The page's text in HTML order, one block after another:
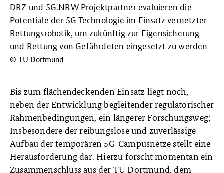
DRZ und 5G.NRW Projektpartner evaluieren die
Potentiale der 5G Technologie im Einsatz vernetzter
Rettungsrobotik, um zukünftig zur Eigensicherung
und Rettung von Gefährdeten eingesetzt zu werden
© TU Dortmund
Bis zum flächendeckenden Einsatz liegt noch,
neben der Entwicklung begleitender regulatorischer
Rahmenbedingungen, ein längerer Forschungsweg;
Insbesondere der reibungslose und zuverlässige
Aufbau der temporären 5G-Campusnetze stellt eine
Herausforderung dar. Hierzu forscht momentan ein
Zusammenschluss aus der TU Dortmund, dem